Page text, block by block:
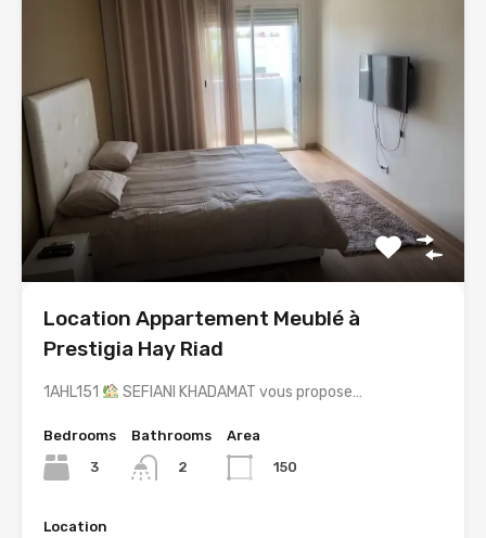
Location Appartement Meublé à
Prestigia Hay Riad
1AHL151 SEFIANI KHADAMAT vous propose…
Bedrooms
3
Bathrooms
2
Area
150
Location